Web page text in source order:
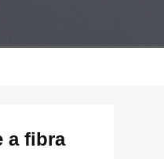
a fibra